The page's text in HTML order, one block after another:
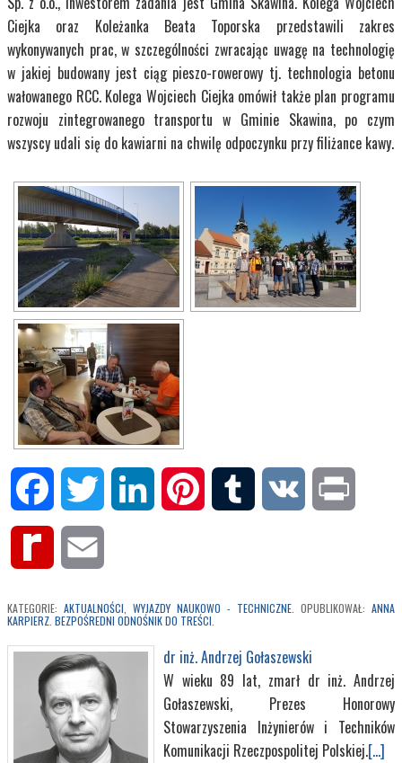
Ciejka oraz Koleżanka Beata Toporska przedstawili zakres
wykonywanych prac, w szczególności zwracając uwagę na technologię
w jakiej budowany jest ciąg pieszo-rowerowy tj. technologia betonu
wałowanego RCC. Kolega Wojciech Ciejka omówił także plan programu
rozwoju zintegrowanego transportu w Gminie Skawina, po czym
wszyscy udali się do kawiarni na chwilę odpoczynku przy filiżance kawy.
Facebook Twitter LinkedIn Pinterest Tumblr VK
Rediff
KATEGORIE: AKTUALNOŚCI WYJAZDY NAUKOWO - TECHNICZNE . OPUBLIKOWAŁ: ANNA
KARPIERZ BEZPOŚREDNI ODNOŚNIK DO TREŚCI
dr inż. Andrzej Gołaszewski
W wieku 89 lat, zmarł dr inż. Andrzej
Gołaszewski, Prezes Honorowy
Stowarzyszenia Inżynierów i Techników
Komunikacji Rzeczpospolitej Polskiej.[...]